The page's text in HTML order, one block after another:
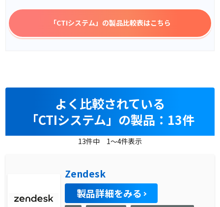
「CTIシステム」 の製品比較表はこちら
よく比較されている
「CTIシステム」の製品：13件
13件中 1～4件表示
Zendesk
製品詳細をみる